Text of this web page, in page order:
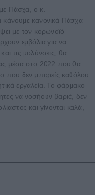
Πάσχα, ο κ.
κάνουμε κανονικά Πάσχα
με τον κορωνοϊό
εμβόλια για να
τις μολύνσεις, θα
μέσα στο 2022 που θα
που δεν μπορείς καθόλου
εργαλεία. Το φάρμακο
να νοσήουν βαριά, δεν
και γίνονται καλά,